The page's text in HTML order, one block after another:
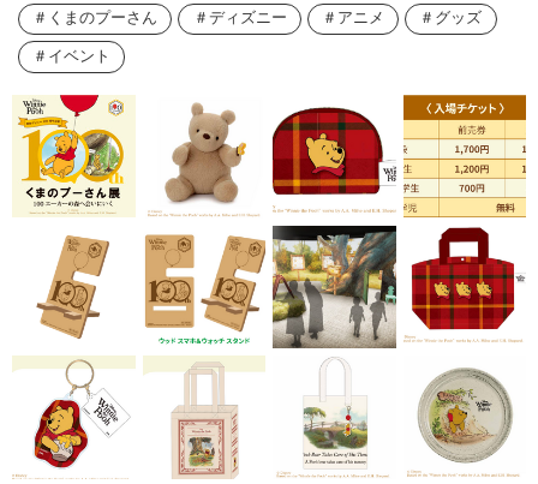
くまのプーさん ディズニー アニメ グッズ
イベント